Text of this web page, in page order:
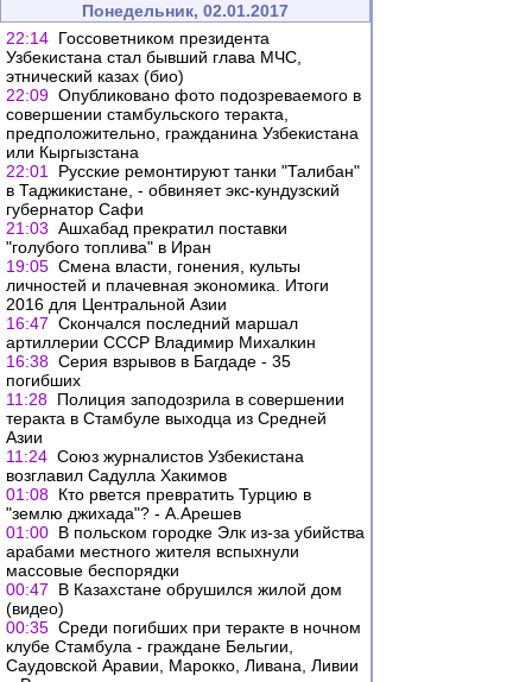
Понедельник, 02.01.2017
22:14 Госсоветником президента
Узбекистана стал бывший глава МЧС,
этнический казах (био)
22:09 Опубликовано фото подозреваемого в
совершении стамбульского теракта,
предположительно, гражданина Узбекистана
или Кыргызстана
22:01
Русские ремонтируют танки "Талибан"
в Таджикистане, - обвиняет экс-кундузский
губернатор Сафи
21:03 Ашхабад прекратил поставки
"голубого топлива" в Иран
19:05 Смена власти, гонения, культы
личностей и плачевная экономика. Итоги
2016 для Центральной Азии
16:47 Скончался последний маршал
артиллерии СССР Владимир Михалкин
16:38 Серия взрывов в Багдаде - 35
погибших
11:28 Полиция заподозрила в совершении
теракта в Стамбуле выходца из Средней
Азии
11:24 Союз журналистов Узбекистана
возглавил Садулла Хакимов
01:08 Кто рвется превратить Турцию в
"землю джихада"? - А.Арешев
01:00 В польском городке Элк из-за убийства
арабами местного жителя вспыхнули
массовые беспорядки
00:47
В Казахстане обрушился жилой дом
(видео)
00:35 Среди погибших при теракте в ночном
клубе Стамбула - граждане Бельгии,
Саудовской Аравии, Марокко, Ливана, Ливии